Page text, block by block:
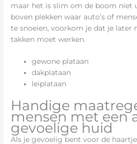
maar het is slim om de boom niet
boven plekken waar auto’s of
te snoeien, voorkom je dat je later
takken moet werken.
gewone plataan
dakplataan
leiplataan
Handige
mensen met een
gevoelige huid
Als je gevoelig bent voor de